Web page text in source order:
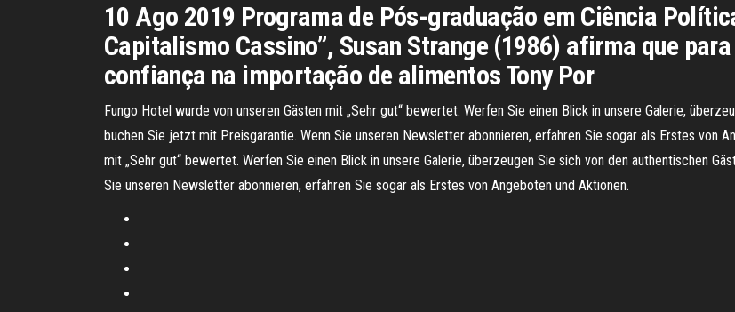
10 Ago 2019 Programa de Pós-graduação em Ciência
Capitalismo Cassino”, Susan Strange (1986) afirma que
confiança na importação de alimentos Tony Por
Fungo Hotel wurde von unseren Gästen mit „Sehr gut“ bewertet. Werfen Sie einen Blick in unsere Galerie,
buchen Sie jetzt mit Preisgarantie. Wenn Sie unseren Newsletter abonnieren, erfahren Sie sogar als Erstes von
mit „Sehr gut“ bewertet. Werfen Sie einen Blick in unsere Galerie, überzeugen Sie sich von den authentischen
Sie unseren Newsletter abonnieren, erfahren Sie sogar als Erstes von Angeboten und Aktionen.